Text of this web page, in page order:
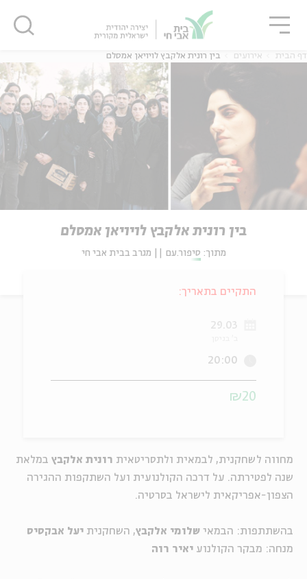
דף הבית אירועים בין רונית אלקבץ לויויאן אמסלם
בין רונית אלקבץ לויויאן אמסלם
מתוך: סיפור.עם || מגרב בבית אבי חי
מחווה לשחקנית, לבמאית ולתסריטאית רונית אלקבץ במלאת
שנה לפטירתה. על דרכה הקולנועית ועל השתקפות ההגירה
הצפון-אפריקאית לישראל בסרטיה.
בהשתתפות: הבמאי שלומי אלקבץ, השחקנית יעל אבקסיס
מנחה: מבקר הקולנוע יאיר רוה
התקיים בתאריך:
29.03
20:00
₪20
סגור